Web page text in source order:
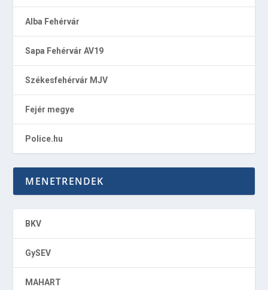
Alba Fehérvár
Sapa Fehérvár AV19
Székesfehérvár MJV
Fejér megye
Police.hu
MENETRENDEK
BKV
GySEV
MAHART